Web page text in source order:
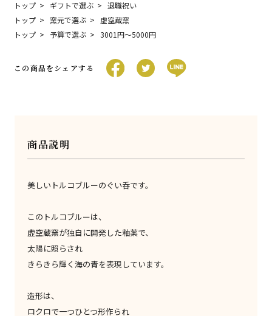
トップ
ギフトで選ぶ
退職祝い
トップ
窯元で選ぶ
虚空蔵窯
トップ
予算で選ぶ 3001円〜5000円
この商品をシェアする
商品説明
美しいトルコブルーのぐい呑です。
このトルコブルーは、
虚空蔵窯が独自に開発した釉薬で、
太陽に照らされ
きらきら輝く海の青を表現しています。
造形は、
ロクロで一つひとつ形作られ